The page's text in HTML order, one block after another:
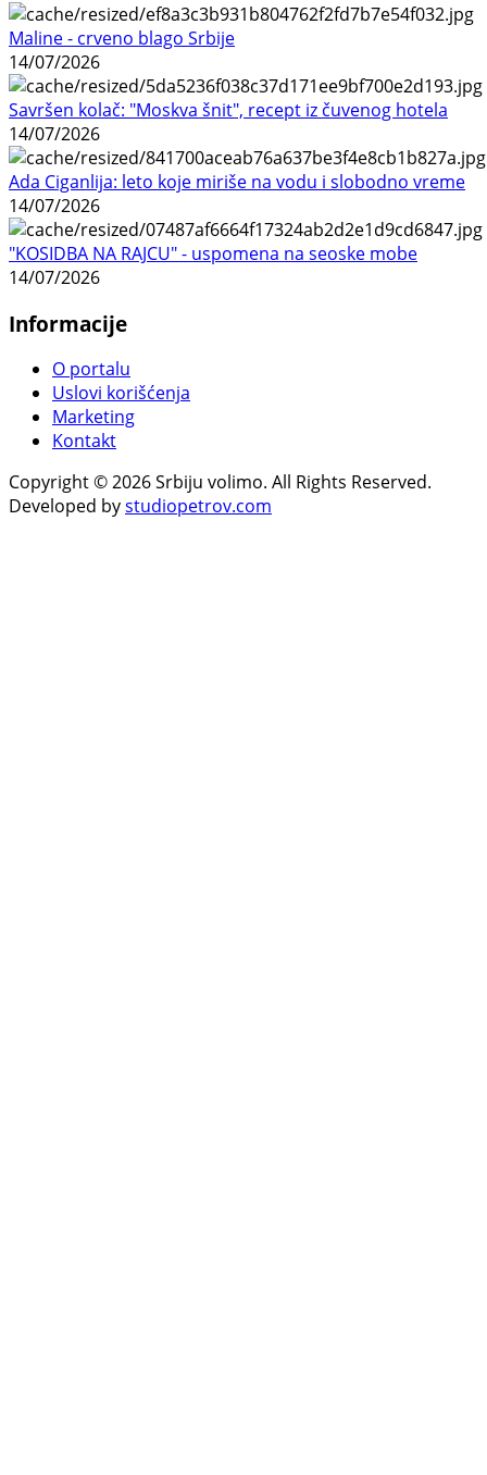
Maline - crveno blago Srbije
14/07/2026
Savršen kolač: "Moskva šnit", recept iz čuvenog hotela
14/07/2026
Ada Ciganlija: leto koje miriše na vodu i slobodno vreme
14/07/2026
"KOSIDBA NA RAJCU" - uspomena na seoske mobe
14/07/2026
Informacije
O portalu
Uslovi korišćenja
Marketing
Kontakt
Copyright © 2026 Srbiju volimo. All Rights Reserved.
Developed bystudiopetrov.com